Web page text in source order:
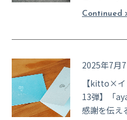
Continued
2025年7月
【kitto×イ
13弾】「
感謝を伝え